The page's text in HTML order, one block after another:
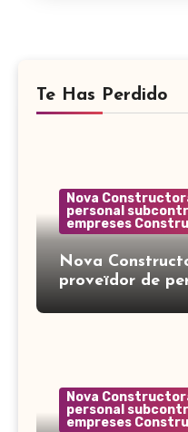
Te Has Perdido
Nova
personal
empreses
Nova
proveïdor de
Nova
personal
empreses